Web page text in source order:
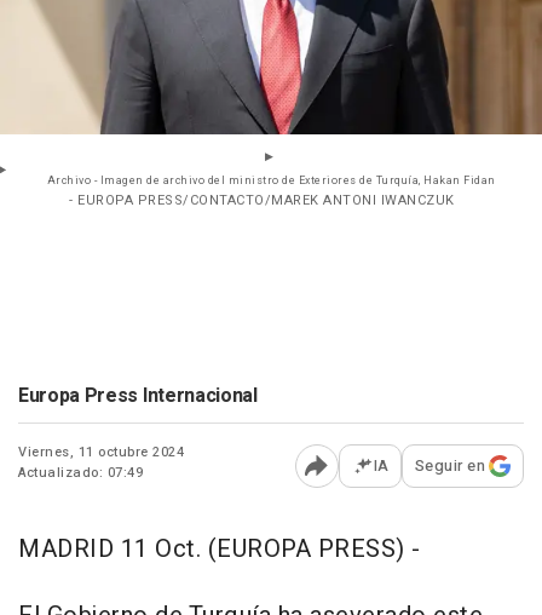
Archivo - Imagen de archivo del ministro de Exteriores de Turquía, Hakan Fidan
- EUROPA PRESS/CONTACTO/MAREK ANTONI IWANCZUK
Europa Press Internacional
Viernes, 11 octubre 2024
Actualizado: 07:49
Abrir opciones para
IA Seguir en
MADRID 11 Oct. (EUROPA PRESS) -